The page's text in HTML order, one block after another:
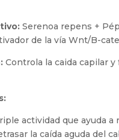
Serenoa repens +
de la vía Wnt/B-
Controla la caida capilar
actividad que ayuda a
la caída aguda del